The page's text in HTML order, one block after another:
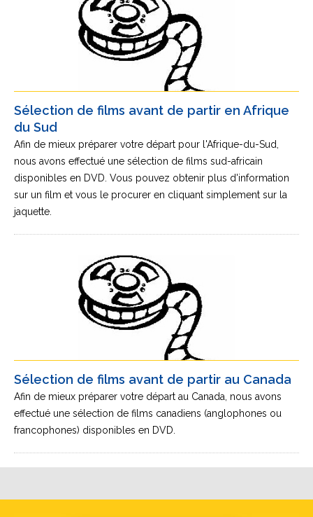
Sélection de films avant de partir en Afrique
du Sud
Afin de mieux préparer votre départ pour l'Afrique-du-Sud,
nous avons effectué une sélection de films sud-africain
disponibles en DVD. Vous pouvez obtenir plus d'information
sur un film et vous le procurer en cliquant simplement sur la
jaquette.
Sélection de films avant de partir au Canada
Afin de mieux préparer votre départ au Canada, nous avons
effectué une sélection de films canadiens (anglophones ou
francophones) disponibles en DVD.